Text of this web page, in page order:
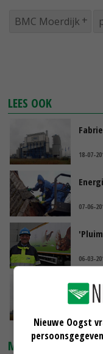
BMC Moerdijk
LEES OOK
18-07-
07-06-
06-03-
MARKTPRIJZEN
Nieuwe Oogst